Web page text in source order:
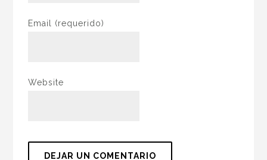
Email (requerido)
Website